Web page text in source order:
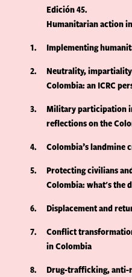
Edición 45
Humanitarian action
1
Implementing
2
Neutrality,
Colombia: an ICRC
3
Military participation
reflections on the
4
Colombia’s landmine
5
Protecting civilians
Colombia: what's the
6
Displacement and
7
Conflict
in Colombia
8
Drug-trafficking, anti-